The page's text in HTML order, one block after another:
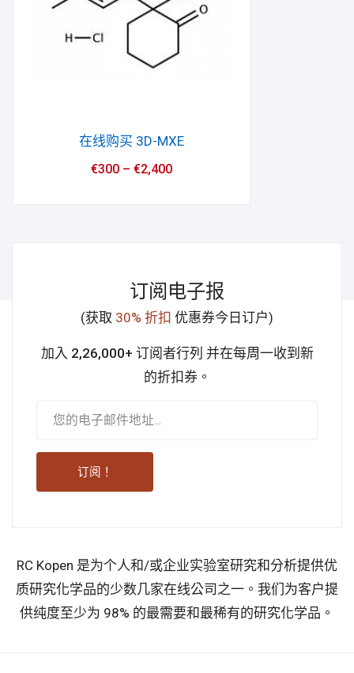
在线购买 3D-MXE
€300– €2,400
订阅电子报
(获取 30% 折扣 优惠券今日订户)
加入 2,26,000+ 订阅者行列 并在每周一收到新
的折扣券。
订阅！
RC Kopen 是为个人和/或企业实验室研究和分析提供优
质研究化学品的少数几家在线公司之一。我们为客户提
供纯度至少为 98% 的最需要和最稀有的研究化学品。